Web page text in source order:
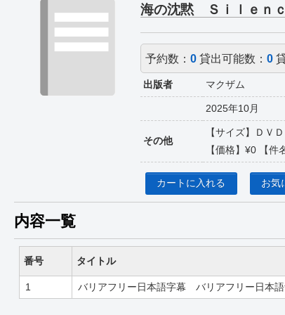
海の沈黙 Ｓｉｌｅ
予約数：0 貸出可能数：0
出版者 マクザム
2025年10月
その他
【サイズ】ＤＶ
【価格】¥0 【件
カートに入れる お気
内容一覧
番号 タイトル
1 バリアフリー日本語字幕 バリアフリー日本